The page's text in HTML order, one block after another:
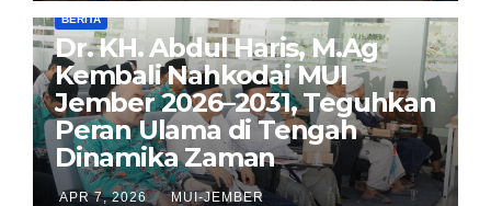
BERITA
Dr. KH. Abdul Haris, M.Ag
Kembali Nahkodai MUI
Jember 2026–2031, Teguhkan
Peran Ulama di Tengah
Dinamika Zaman
APR 7, 2026 MUI-JEMBER